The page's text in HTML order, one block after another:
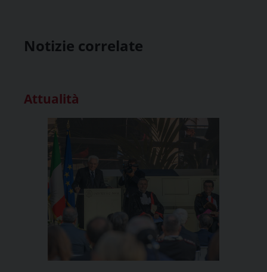
Notizie correlate
Attualità